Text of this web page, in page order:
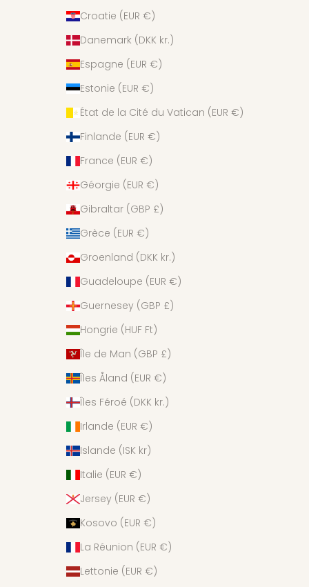
Croatie (EUR €)
Danemark (DKK kr.)
Espagne (EUR €)
Estonie (EUR €)
État de la Cité du Vatican (EUR €)
Finlande (EUR €)
France (EUR €)
Géorgie (EUR €)
Gibraltar (GBP £)
Grèce (EUR €)
Groenland (DKK kr.)
Guadeloupe (EUR €)
Guernesey (GBP £)
Hongrie (HUF Ft)
Île de Man (GBP £)
Îles Åland (EUR €)
Îles Féroé (DKK kr.)
Irlande (EUR €)
Islande (ISK kr)
Italie (EUR €)
Jersey (EUR €)
Kosovo (EUR €)
La Réunion (EUR €)
Lettonie (EUR €)